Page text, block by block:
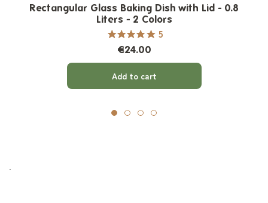
Rectangular Glass Baking Dish with Lid - 0.8
Liters - 2 Colors
5
€24.00
Add to cart
.